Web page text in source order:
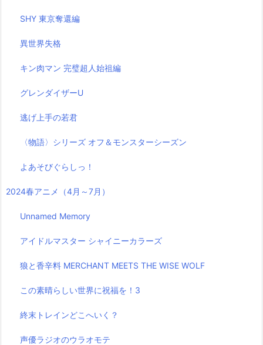
SHY 東京奪還編
異世界失格
キン肉マン 完璧超人始祖編
グレンダイザーU
逃げ上手の若君
〈物語〉シリーズ オフ＆モンスターシーズン
よあそびぐらしっ！
2024春アニメ（4月～7月）
Unnamed Memory
アイドルマスター シャイニーカラーズ
狼と香辛料 MERCHANT MEETS THE WISE WOLF
この素晴らしい世界に祝福を！3
終末トレインどこへいく？
声優ラジオのウラオモテ